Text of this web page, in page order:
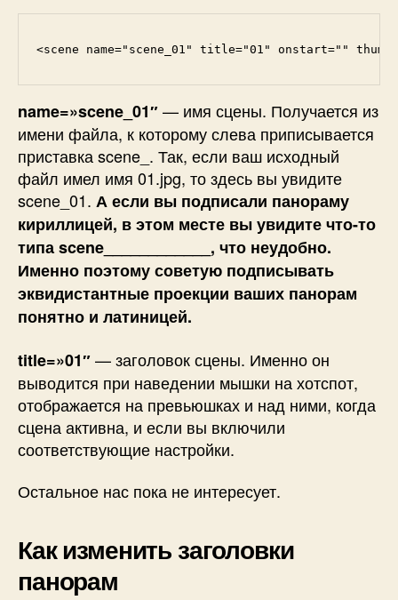
<scene name="scene_01" title="01" onstart=""
name=»scene_01″— имя сцены. Получается из
имени файла, к которому слева приписывается
приставка scene_. Так, если ваш исходный
файл имел имя 01.jpg, то здесь вы увидите
scene_01. А если вы подписали панораму
кириллицей, в этом месте вы увидите что-то
типа scene____________, что неудобно.
Именно поэтому советую подписывать
эквидистантные проекции ваших панорам
понятно и латиницей.
title=»01″— заголовок сцены. Именно он
выводится при наведении мышки на хотспот,
отображается на превьюшках и над ними, когда
сцена активна, и если вы включили
соответствующие настройки.
Остальное нас пока не интересует.
Как изменить заголовки
панорам